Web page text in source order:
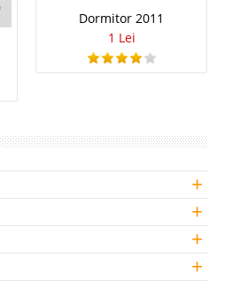
Dormitor 2011
1 Lei
+
+
+
+